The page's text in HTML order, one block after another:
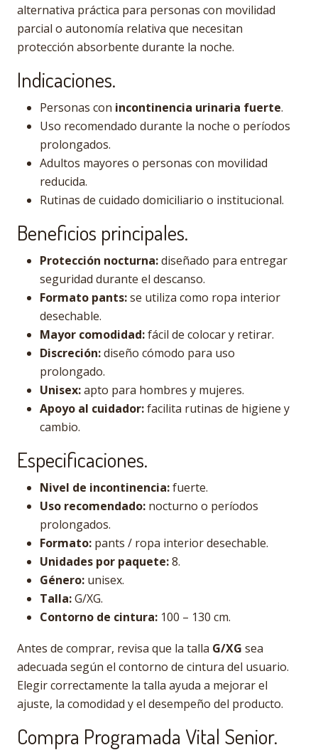
alternativa práctica para personas con movilidad
parcial o autonomía relativa que necesitan
protección absorbente durante la noche.
Indicaciones.
Personas con incontinencia urinaria fuerte.
Uso recomendado durante la noche o períodos
prolongados.
Adultos mayores o personas con movilidad
reducida.
Rutinas de cuidado domiciliario o institucional.
Beneficios principales.
Protección nocturna:diseñado para entregar
seguridad durante el descanso.
Formato pants:se utiliza como ropa interior
desechable.
Mayor comodidad:fácil de colocar y retirar.
Discreción:diseño cómodo para uso
prolongado.
Unisex:apto para hombres y mujeres.
Apoyo al cuidador:facilita rutinas de higiene y
cambio.
Especificaciones.
Nivel de incontinencia:fuerte.
Uso recomendado: nocturno o períodos
prolongados.
Formato: pants / ropa interior desechable.
Unidades por paquete:8.
Género: unisex.
Talla:G/XG.
Contorno de cintura: 100 – 130 cm.
Antes de comprar, revisa que la talla G/XG sea
adecuada según el contorno de cintura del usuario.
Elegir correctamente la talla ayuda a mejorar el
ajuste, la comodidad y el desempeño del producto.
Compra Programada Vital Senior.